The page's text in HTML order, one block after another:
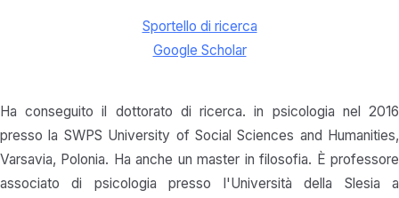
Sportello di ricerca
Google Scholar
Ha conseguito il dottorato di ricerca. in psicologia nel 2016
presso la SWPS University of Social Sciences and Humanities,
Varsavia, Polonia. Ha anche un master in filosofia. È professore
associato di psicologia presso l'Università della Slesia a